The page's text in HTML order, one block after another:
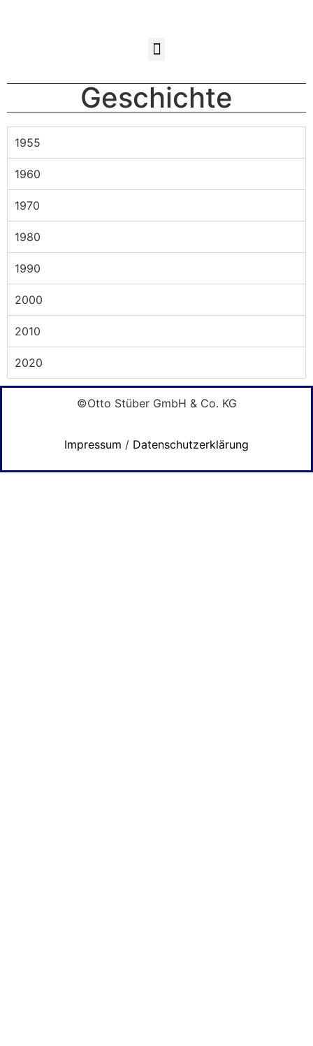
Geschichte
1955
1960
1970
1980
1990
2000
2010
2020
©Otto Stüber GmbH & Co. KG
Impressum / Datenschutzerklärung